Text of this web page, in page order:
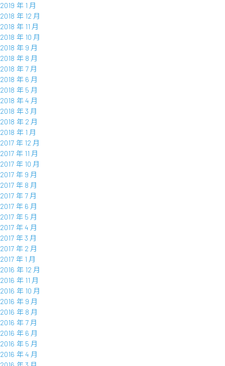
2019 年 1 月
2018 年 12 月
2018 年 11 月
2018 年 10 月
2018 年 9 月
2018 年 8 月
2018 年 7 月
2018 年 6 月
2018 年 5 月
2018 年 4 月
2018 年 3 月
2018 年 2 月
2018 年 1 月
2017 年 12 月
2017 年 11 月
2017 年 10 月
2017 年 9 月
2017 年 8 月
2017 年 7 月
2017 年 6 月
2017 年 5 月
2017 年 4 月
2017 年 3 月
2017 年 2 月
2017 年 1 月
2016 年 12 月
2016 年 11 月
2016 年 10 月
2016 年 9 月
2016 年 8 月
2016 年 7 月
2016 年 6 月
2016 年 5 月
2016 年 4 月